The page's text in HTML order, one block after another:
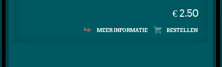
€ 2.50
MEER INFORMATIE